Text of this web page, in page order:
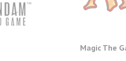
Magic The